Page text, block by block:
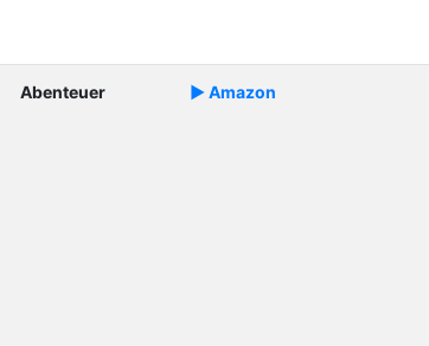
Abenteuer ► Amazon